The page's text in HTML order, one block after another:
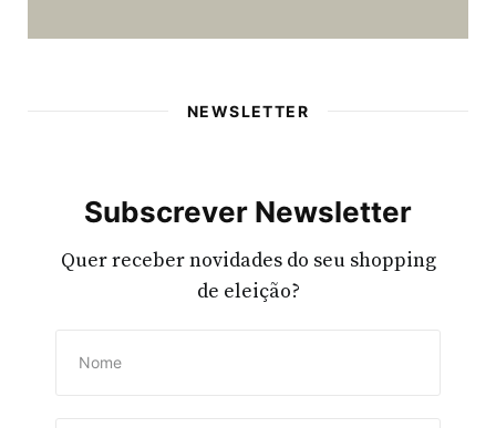
NEWSLETTER
Subscrever Newsletter
Quer receber novidades do seu shopping
de eleição?